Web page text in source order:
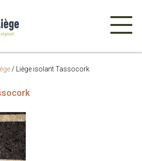
Menu
de
/ Liège isolant Tassocork